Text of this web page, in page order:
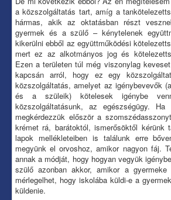
a közszolgáltatás tart, amíg a
hármas, akik az oktatásban részt
gyermek és a szülő – kénytelenek
kikerülni ebből az együttműködési
mert ez az alkotmányos jog és
Ezen a területen túl még viszonylag
kapcsán arról, hogy ez egy
közszolgáltatás, amelyet az igénybevevők
és a szüleik) kötelesek igénybe
közszolgáltatásunk, az egészségügy.
megkérdezzük először a
krémet rá, barátoktól, ismerősöktől kérünk
lapok mellékleteiben is találunk erre
megyünk el orvoshoz, amikor nagyon fáj.
annak a módját, hogy hogyan vegyük
szülő azonban akkor, amikor a
mérlegelhet, hogy iskolába küldi-e a
küldenie.